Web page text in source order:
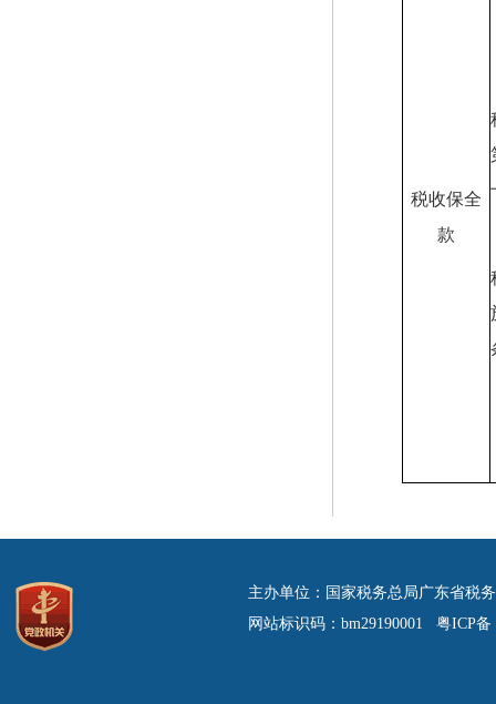
税收保全
款
主办单位：国家税务总局广东省税
网站标识码：bm29190001 粤ICP